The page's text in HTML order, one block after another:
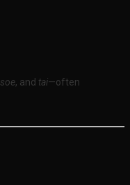
soe, and tai—often